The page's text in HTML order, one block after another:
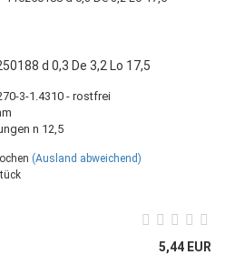
d 0,3 De 3,2 Lo 17,5
3-1.4310 - rostfrei
n 12,5
(Ausland abweichend)
5,44 EUR